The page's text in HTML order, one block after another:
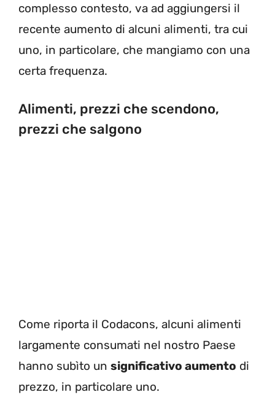
complesso contesto, va ad aggiungersi il
recente aumento di alcuni alimenti, tra cui
uno, in particolare, che mangiamo con una
certa frequenza.
Alimenti, prezzi che scendono,
prezzi che salgono
Come riporta il Codacons, alcuni alimenti
largamente consumati nel nostro Paese
hanno subìto un significativo aumento di
prezzo, in particolare uno.